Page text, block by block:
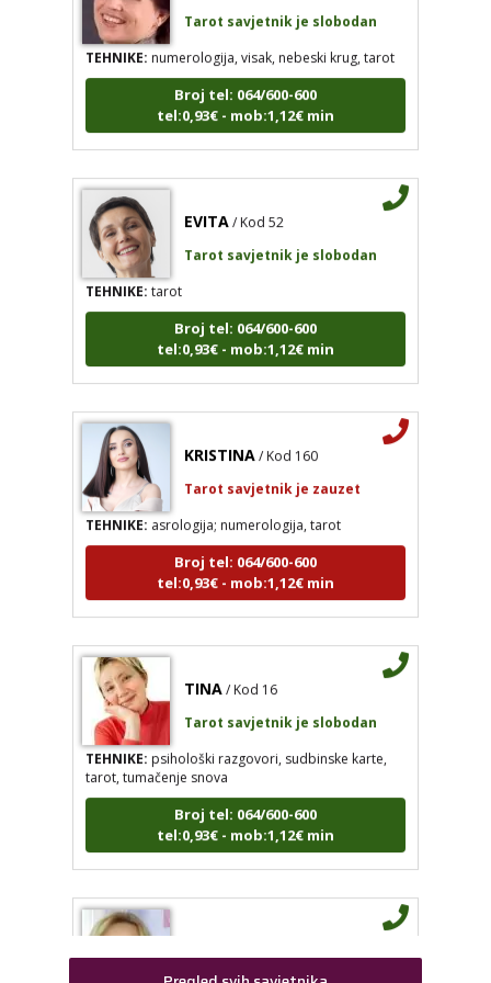
TEHNIKE:numerologija, visak, nebeski krug, tarot
Broj tel: 064/600-600
tel:0,93€ - mob:1,12€ min
TEHNIKE:tarot
Broj tel: 064/600-600
tel:0,93€ - mob:1,12€ min
TEHNIKE:asrologija; numerologija, tarot
Broj tel: 064/600-600
tel:0,93€ - mob:1,12€ min
TEHNIKE:psihološki razgovori, sudbinske karte,
tarot, tumačenje snova
Broj tel: 064/600-600
tel:0,93€ - mob:1,12€ min
Tarot savjetnik je slobodan
KRISTINA/ Kod 160
Tarot savjetnik je zauzet
TEHNIKE:asrologija; numerologija, tarot
Broj tel: 064/600-600
tel:0,93€ - mob:1,12€ min
TINA/ Kod 16
Tarot savjetnik je slobodan
psihološki razgovori, sudbinske karte, tarot,